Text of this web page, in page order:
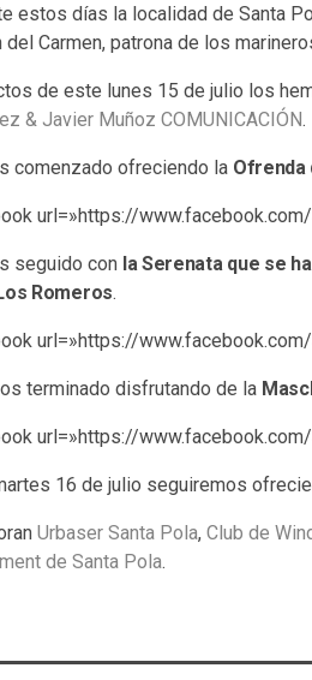
estos días la localidad de Santa
del Carmen, patrona de los
de este lunes 15 de julio los
& Javier Muñoz COMUNICACIÓN.
comenzado ofreciendo la Ofrenda
url=»https://
seguido con la Serenata que se
Romeros.
url=»https://
terminado disfrutando de la
url=»https://
16 de julio seguiremos
Urbaser Santa Pola, Club de
de Santa Pola.